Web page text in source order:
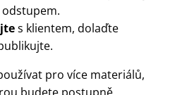
odstupem.
s klientem, dolaďte
pro více materiálů,